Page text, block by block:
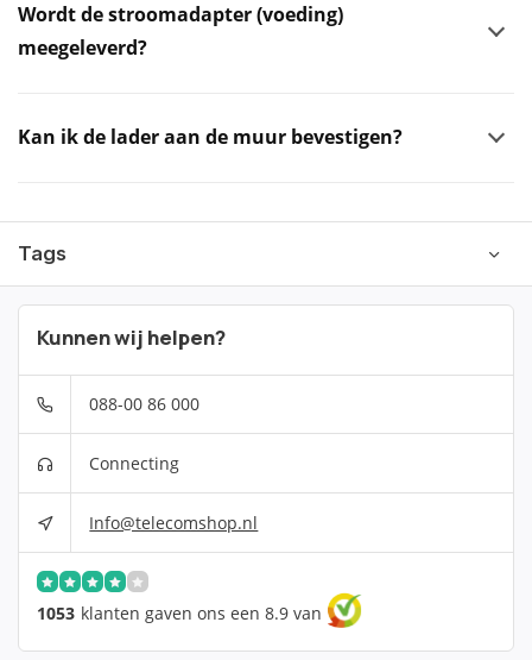
Wordt de stroomadapter (voeding)
meegeleverd?
Kan ik de lader aan de muur bevestigen?
Tags
Kunnen wij helpen?
088-00 86 000
Connecting
Info@telecomshop.nl
1053 klanten gaven ons een 8.9 van